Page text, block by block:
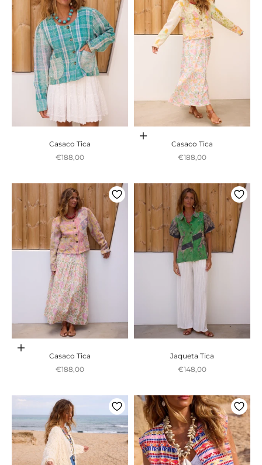
Casaco Tica
Preço promocional
€188,00
Adicionar ao carrinho
Casaco Tica
Preço promocional
€188,00
Adicionar ao carrinho
Casaco Tica
Preço promocional
€188,00
Jaqueta Tica
Preço promocional
€148,00